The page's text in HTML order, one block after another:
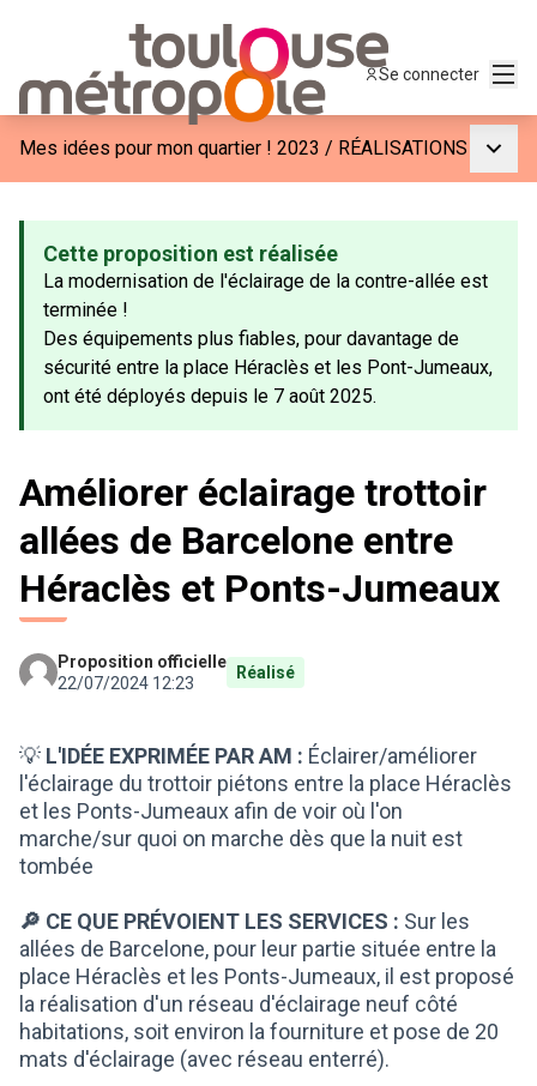
Se connecter
Mes idées pour mon quartier ! 2023 / RÉALISATIONS
Cette proposition est réalisée
La modernisation de l'éclairage de la contre-allée est
terminée !
Des équipements plus fiables, pour davantage de
sécurité entre la place Héraclès et les Pont-Jumeaux,
ont été déployés depuis le 7 août 2025.
Améliorer éclairage trottoir
allées de Barcelone entre
Héraclès et Ponts-Jumeaux
Proposition officielle
22/07/2024 12:23
Réalisé
💡 L'IDÉE EXPRIMÉE PAR AM : Éclairer/améliorer
l'éclairage du trottoir piétons entre la place Héraclès
et les Ponts-Jumeaux afin de voir où l'on
marche/sur quoi on marche dès que la nuit est
tombée
🔎 CE QUE PRÉVOIENT LES SERVICES : Sur les
allées de Barcelone, pour leur partie située entre la
place Héraclès et les Ponts-Jumeaux, il est proposé
la réalisation d'un réseau d'éclairage neuf côté
habitations, soit environ la fourniture et pose de 20
mats d'éclairage (avec réseau enterré).